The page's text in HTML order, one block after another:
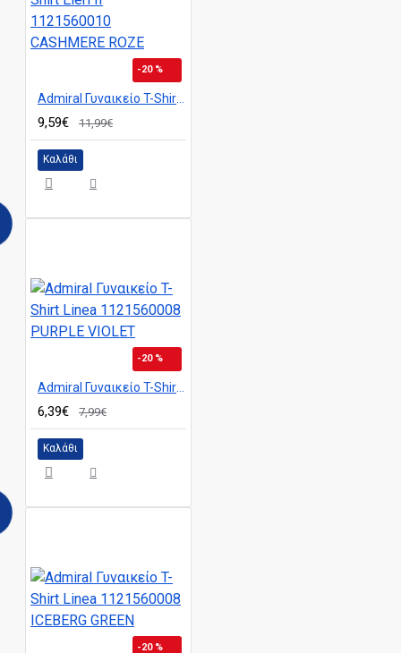
-20 %
Admiral Γυναικείο T-Shirt Eleri II 1121560010 CASHMERE ROZE
9,59€ 11,99€
Καλάθι
-20 %
Admiral Γυναικείο T-Shirt Linea 1121560008 PURPLE VIOLET
6,39€ 7,99€
Καλάθι
-20 %